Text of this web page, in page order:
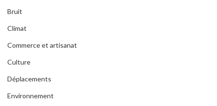
Bruit
Climat
Commerce et artisanat
Culture
Déplacements
Environnement